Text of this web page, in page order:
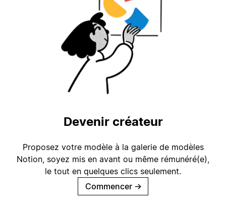
Devenir créateur
Proposez votre modèle à la galerie de modèles
Notion, soyez mis en avant ou même rémunéré(e),
le tout en quelques clics seulement.
Commencer →